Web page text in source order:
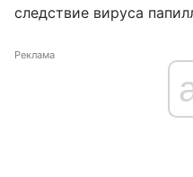
следствие вируса
Реклама